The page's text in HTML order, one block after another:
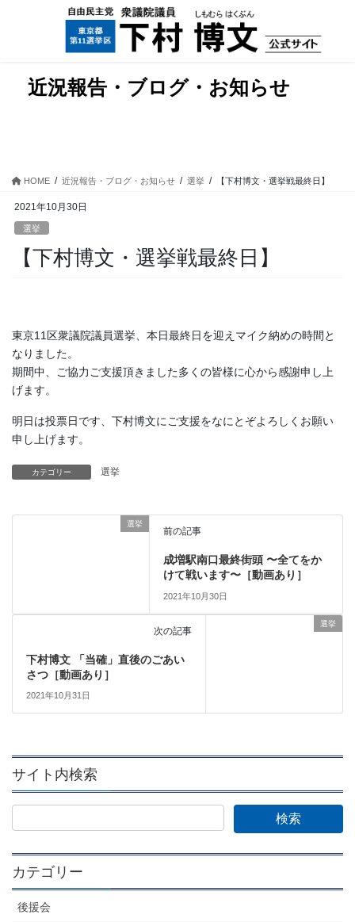
近況報告・ブログ・お知らせ
HOME 近況報告・ブログ・お知らせ 選挙 【下村博文・選挙戦最終日】
2021年10月30日
選挙
【下村博文・選挙戦最終日】
東京11区衆議院議員選挙、本日最終日を迎えマイク納めの時間と
なりました。
期間中、ご協力ご支援頂きました多くの皆様に心から感謝申し上
げます。
明日は投票日です、下村博文にご支援をなにとぞよろしくお願い
申し上げます。
カテゴリー 選挙
選挙
前の記事
成増駅南口最終街頭 〜全てをか
けて戦います〜［動画あり］
2021年10月30日
選挙
次の記事
下村博文 「当確」直後のごあい
さつ［動画あり］
2021年10月31日
サイト内検索
カテゴリー
後援会